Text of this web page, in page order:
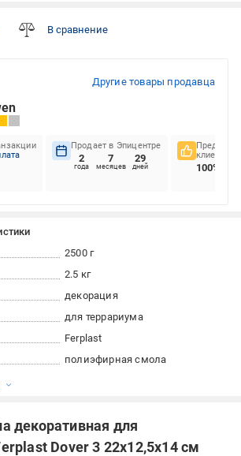
В сравнение
Другие товары продавца
Продает в Эпицентре
2
года
7
месяцев
29
дней
клиентов
100%
2500 г
2.5 кг
декорация
для террариума
Ferplast
полиэфирная смола
декоративная для
Dover 3 22х12,5х14 см